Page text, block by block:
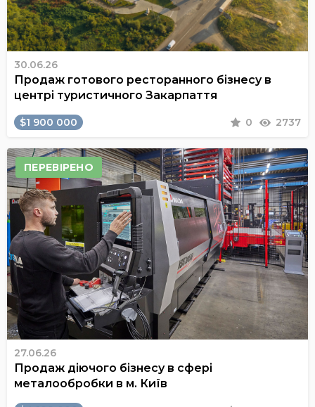
30.06.26
Продаж готового ресторанного бізнесу в
центрі туристичного Закарпаття
$1 900 000 0 2737
ПЕРЕВІРЕНО
27.06.26
Продаж діючого бізнесу в сфері
металообробки в м. Київ